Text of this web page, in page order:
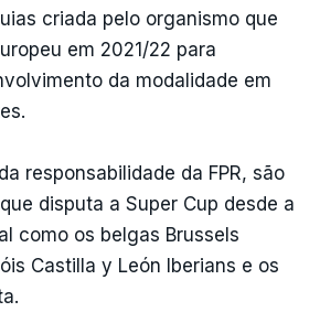
criada pelo organismo que
em 2021/22 para
da modalidade em
responsabilidade da FPR, são
disputa a Super Cup desde a
como os belgas Brussels
Castilla y León Iberians e os